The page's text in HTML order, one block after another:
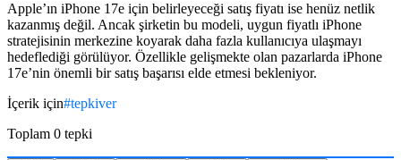
Apple’ın iPhone 17e için belirleyeceği satış fiyatı ise henüz netlik
kazanmış değil. Ancak şirketin bu modeli, uygun fiyatlı iPhone
stratejisinin merkezine koyarak daha fazla kullanıcıya ulaşmayı
hedeflediği görülüyor. Özellikle gelişmekte olan pazarlarda iPhone
17e’nin önemli bir satış başarısı elde etmesi bekleniyor.
İçerik için#tepkiver
Toplam 0 tepki